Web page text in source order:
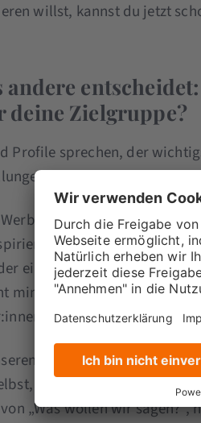
willst, kannst du jetzt
andere
Zielgruppe?
Profile sprechen, der
Er passiert in deinem
zu sehen. Deine
zu lassen, etwas
ein Produkt zu
mindestens einen dieser
einfach an dir vorbei.
Audits ist genau das der
statt einen dieser Jobs
„Was wollen wir sagen?“,